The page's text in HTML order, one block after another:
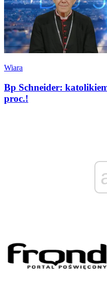
Wiara
Bp Schneider:
proc.!